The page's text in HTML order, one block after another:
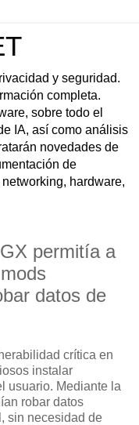
y seguridad.
completa.
sobre todo el
IA, así como análisis
novedades de
de
hardware,
permitía a
datos de
crítica en
instalar
usuario. Mediante la
robar datos
sin necesidad de